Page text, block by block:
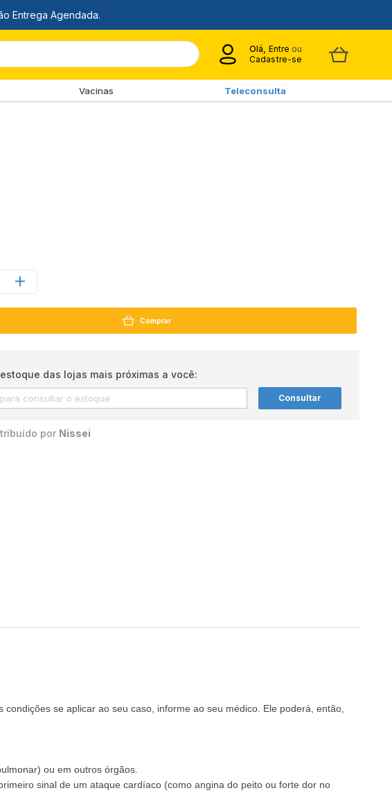
Olá, Entre ou
Cadastre-se
Vacinas Teleconsulta
Comprar
das lojas mais próximas a você:
Consultar
por Nissei
se aplicar ao seu caso, informe ao seu médico. Ele poderá, então,
ou em outros órgãos.
sinal de um ataque cardíaco (como angina do peito ou forte dor no